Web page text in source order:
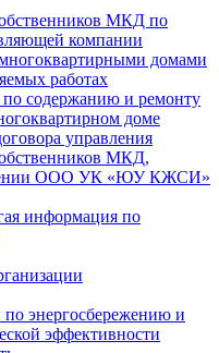
МКД по
компании
домами
работах
по содержанию и ремонту
доме
управления
МКД,
ООО УК «ЮУ КЖСИ»
информация по
энергосбережению и
эффективности